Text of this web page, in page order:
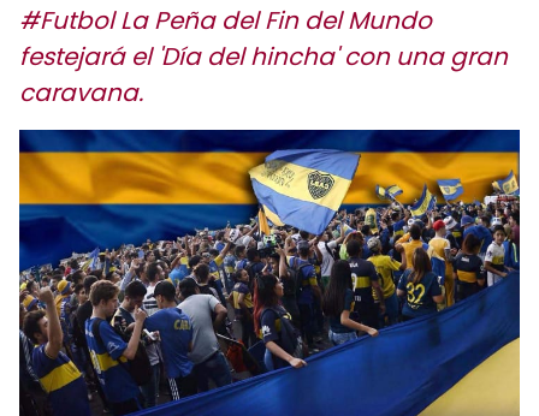
#Futbol La Peña del Fin del Mundo
festejará el 'Día del hincha' con una gran
caravana.